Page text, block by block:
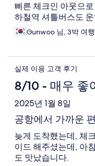
삐른 체크인 아웃으
하철역 셔틀버스도
Gunwoo 님, 3박 여행
실제 이용 고객 후기
8/10 - 매우 좋
2025년 1월 8일
공항에서 가까운
늦게 도착했는데, 체
이드 해주셨는데, 아
도 맛났습니다.